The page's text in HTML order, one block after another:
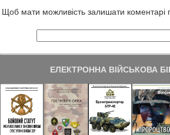
Щоб мати можливість залишати коментарі
ЕЛЕКТРОННА ВІЙСЬКОВА